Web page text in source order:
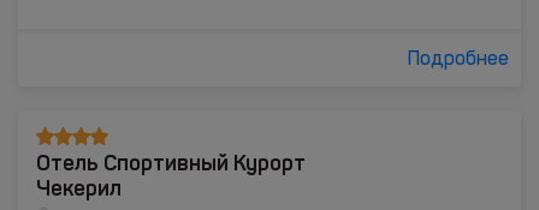
Подробнее
Отель Спортивный Курорт
Чекерил